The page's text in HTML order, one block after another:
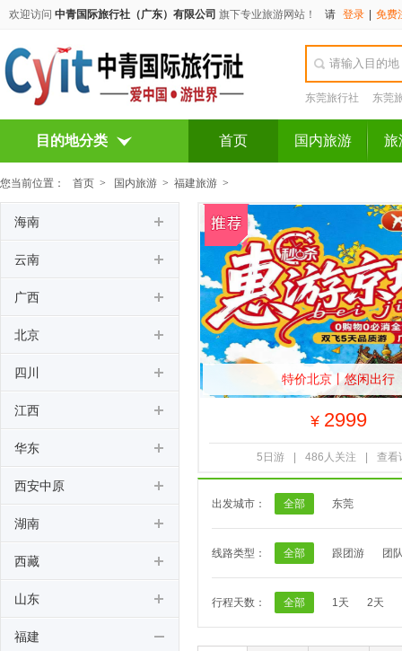
欢迎访问 中青国际旅行社（广东）有限公司 旗下专业旅游网站！ 请 登录 免费
东莞旅行社 东莞
目的地分类 首页 国内旅游 旅
您当前位置： 首页 > 国内旅游 > 福建旅游 >
特价北京丨悠闲出行
¥ 2999
5日游 486人关注 查看
出发城市： 全部 东莞
线路类型： 全部 跟团游 团
行程天数： 全部 1天 2天
海南
云南
广西
北京
四川
江西
华东
西安中原
湖南
西藏
山东
福建